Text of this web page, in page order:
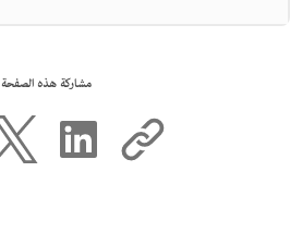
مشاركة هذه الصفحة